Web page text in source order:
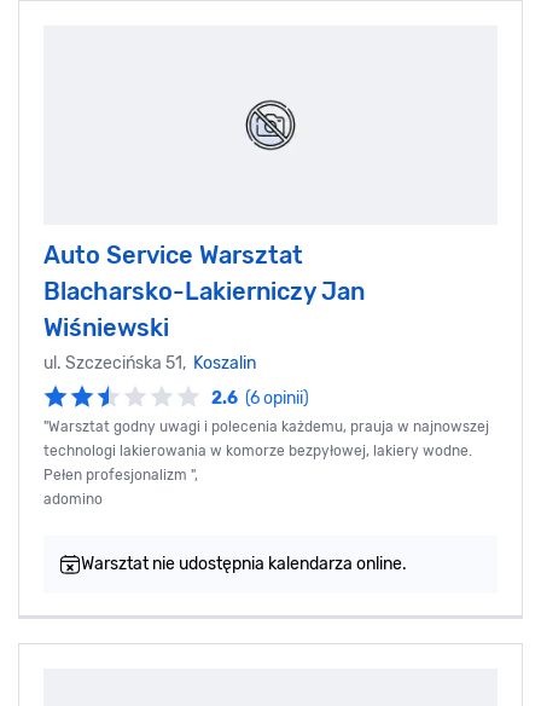
Auto Service Warsztat
Blacharsko-Lakierniczy Jan
Wiśniewski
ul. Szczecińska 51, Koszalin
2.6 (6 opinii)
"Warsztat godny uwagi i polecenia każdemu, prauja w najnowszej
technologi lakierowania w komorze bezpyłowej, lakiery wodne.
Pełen profesjonalizm ",
adomino
Warsztat nie udostępnia kalendarza online.